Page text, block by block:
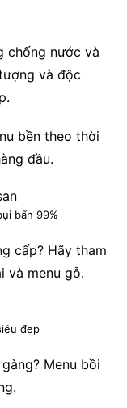
chống nước và
và độc
bền theo thời
đầu.
bẩn 99%
cấp? Hãy tham
và menu gỗ.
đẹp
Menu bồi